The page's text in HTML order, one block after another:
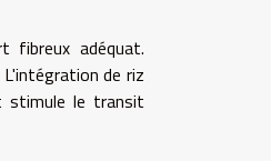
fibreux adéquat.
de riz
stimule le transit